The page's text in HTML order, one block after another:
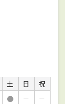
土 日
祝
● －
－